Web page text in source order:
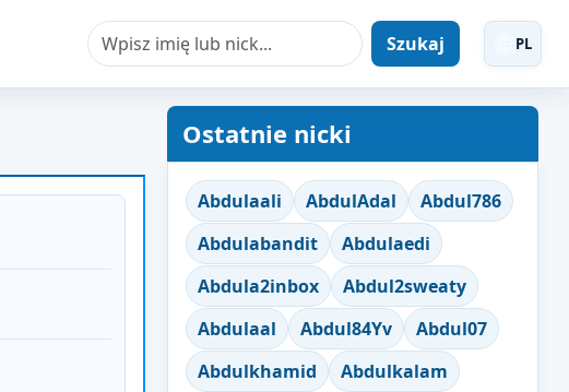
Szukaj PL
Ostatnie nicki
Abdulaali AbdulAdal
Abdul786
Abdulabandit
Abdulaedi
Abdula2inbox
Abdul2sweaty
Abdulaal
Abdul84Yv
Abdul07
Abdulkhamid
Abdulkalam